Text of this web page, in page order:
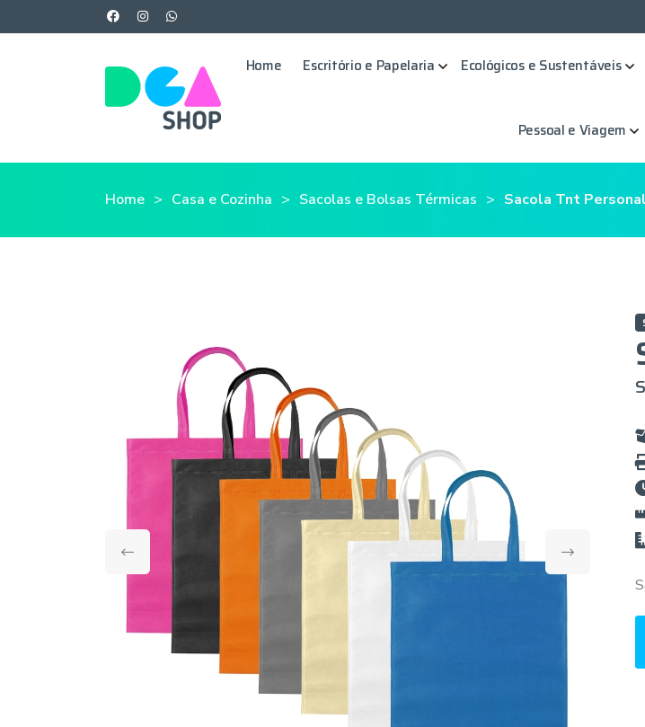
Home Escritório e Papelaria Ecológicos e Sustentáveis
Pessoal e Viagem
Home Casa e Cozinha Sacolas e Bolsas Térmicas Sacola Tnt